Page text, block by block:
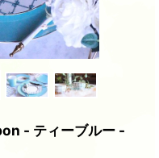
- ティーブルー -